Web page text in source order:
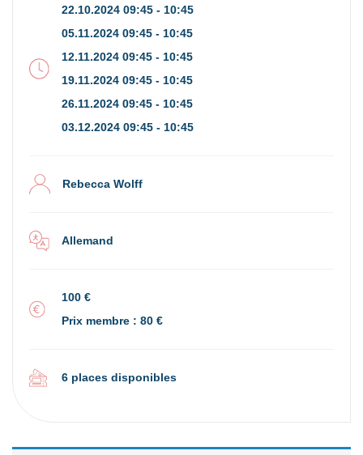
22.10.2024 09:45 - 10:45
05.11.2024 09:45 - 10:45
12.11.2024 09:45 - 10:45
19.11.2024 09:45 - 10:45
26.11.2024 09:45 - 10:45
03.12.2024 09:45 - 10:45
Rebecca Wolff
Allemand
100 €
Prix membre : 80 €
6 places disponibles